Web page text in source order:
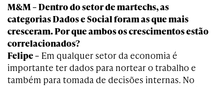
M&M – Dentro do setor de martechs, as
categorias Dados e Social foram as que mais
cresceram. Por que ambos os crescimentos estão
correlacionados?
Felipe – Em qualquer setor da economia é
importante ter dados para nortear o trabalho e
também para tomada de decisões internas. No